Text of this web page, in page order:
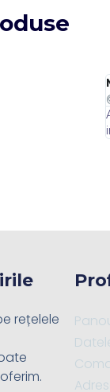
ceas metalic
rețelele